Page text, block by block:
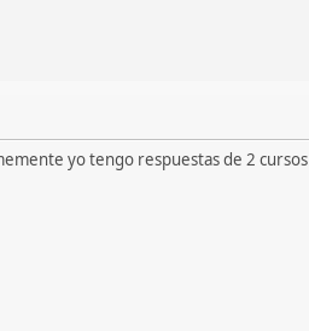
yo tengo respuestas de 2 cursos